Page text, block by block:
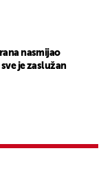
nasmijao
je zaslužan